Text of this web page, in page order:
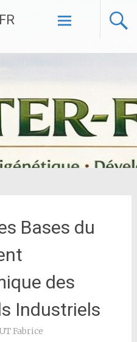
Bases du
des
Industriels
Fabrice